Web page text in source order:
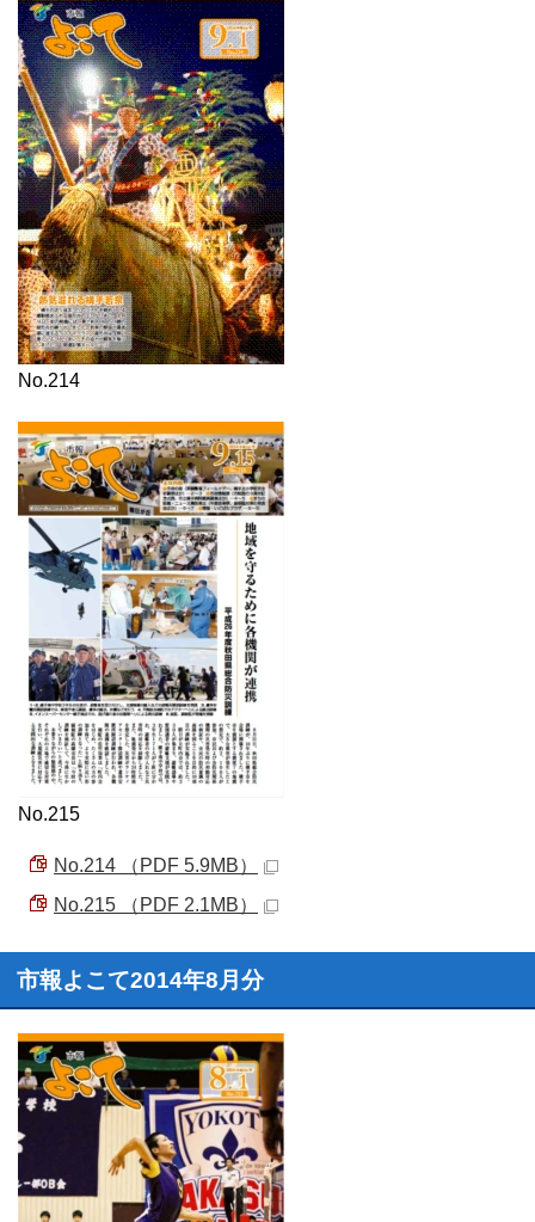
No.214
No.215
No.214 （PDF 5.9MB）
No.215 （PDF 2.1MB）
市報よこて2014年8月分